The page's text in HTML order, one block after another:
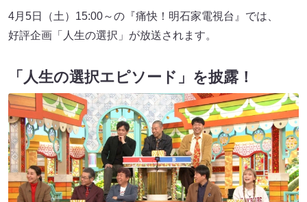
4月5日（土）15:00～の『痛快！明石家電視台』では、
好評企画「人生の選択」が放送されます。
「人生の選択エピソード」を披露！